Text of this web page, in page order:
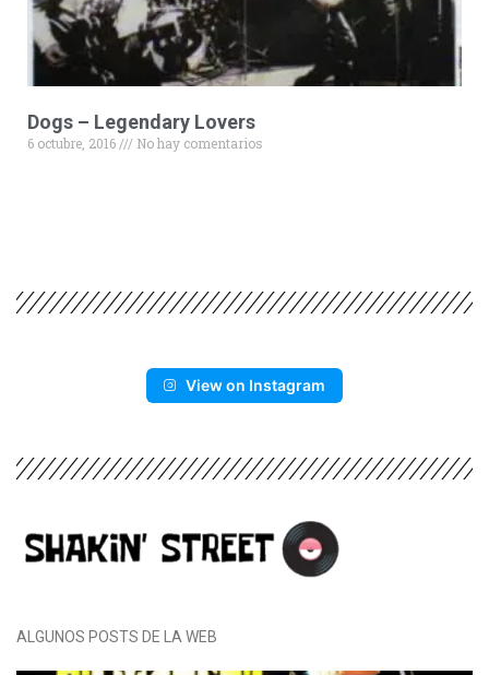
Dogs – Legendary Lovers
6 octubre, 2016 No hay comentarios
View on Instagram
ALGUNOS POSTS DE LA WEB